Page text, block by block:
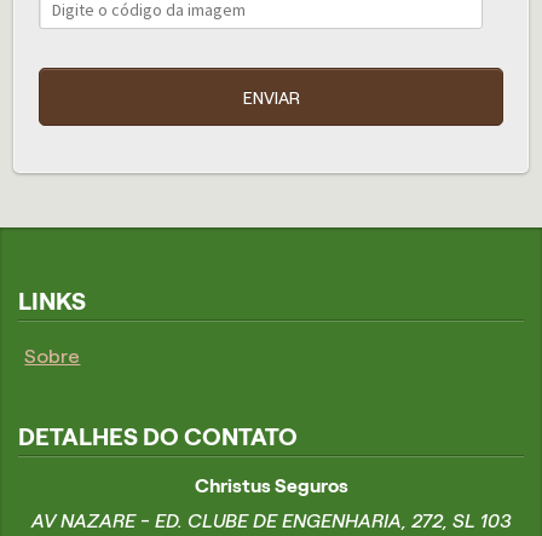
ENVIAR
LINKS
Sobre
DETALHES DO CONTATO
Christus Seguros
AV NAZARE - ED. CLUBE DE ENGENHARIA, 272, SL 103